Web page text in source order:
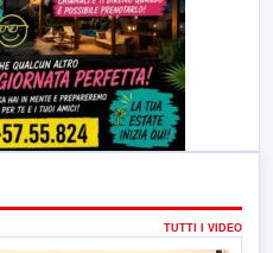
TUTTI I VIDEO